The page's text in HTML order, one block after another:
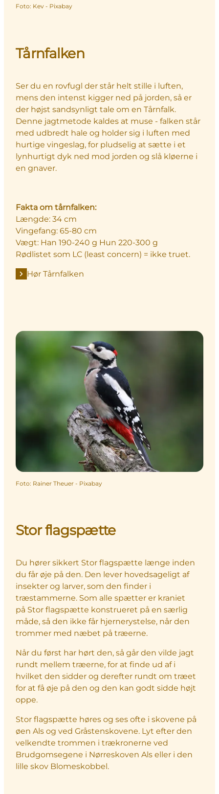
Foto: Kev - Pixabay
Tårnfalken
Ser du en rovfugl der står helt stille i luften,
mens den intenst kigger ned på jorden, så er
der højst sandsynligt tale om en Tårnfalk.
Denne jagtmetode kaldes at muse - falken står
med udbredt hale og holder sig i luften med
hurtige vingeslag, for pludselig at sætte i et
lynhurtigt dyk ned mod jorden og slå kløerne i
en gnaver.
Fakta om tårnfalken:
Længde: 34 cm
Vingefang: 65-80 cm
Vægt: Han 190-240 g Hun 220-300 g
Rødlistet som LC (least concern) = ikke truet.
Hør Tårnfalken
Foto: Rainer Theuer - Pixabay
Stor flagspætte
Du hører sikkert Stor flagspætte længe inden
du får øje på den. Den lever hovedsageligt af
insekter og larver, som den finder i
træstammerne. Som alle spætter er kraniet
på Stor flagspætte konstrueret på en særlig
måde, så den ikke får hjernerystelse, når den
trommer med næbet på træerne.
Når du først har hørt den, så går den vilde jagt
rundt mellem træerne, for at finde ud af i
hvilket den sidder og derefter rundt om træet
for at få øje på den og den kan godt sidde højt
oppe.
Stor flagspætte høres og ses ofte i skovene på
øen Als og ved Gråstenskovene. Lyt efter den
velkendte trommen i trækronerne ved
Brudgomsegene i Nørreskoven Als eller i den
lille skov Blomeskobbel.